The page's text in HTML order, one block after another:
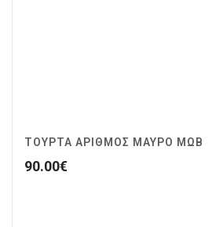
ΤΟΥΡΤΑ ΑΡΙΘΜΟΣ ΜΑΥΡΟ ΜΩΒ
90.00€